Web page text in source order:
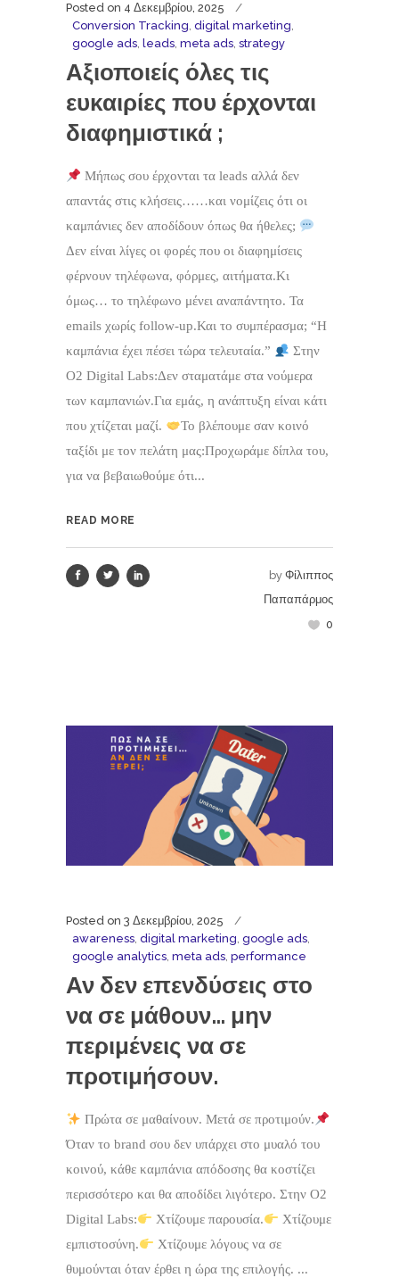
Posted on 4 Δεκεμβρίου, 2025
Conversion Tracking, digital marketing,
google ads, leads, meta ads, strategy
Αξιοποιείς όλες τις
ευκαιρίες που έρχονται
διαφημιστικά ;
Μήπως σου έρχονται τα leads αλλά δεν
απαντάς στις κλήσεις……και νομίζεις ότι οι
καμπάνιες δεν αποδίδουν όπως θα ήθελες;
Δεν είναι λίγες οι φορές που οι διαφημίσεις
φέρνουν τηλέφωνα, φόρμες, αιτήματα.Κι
όμως… το τηλέφωνο μένει αναπάντητο. Τα
emails χωρίς follow-up.Και το συμπέρασμα; “Η
καμπάνια έχει πέσει τώρα τελευταία.”
Στην
O2 Digital Labs:Δεν σταματάμε στα νούμερα
των καμπανιών.Για εμάς, η ανάπτυξη είναι κάτι
που χτίζεται μαζί.
Το βλέπουμε σαν κοινό
ταξίδι με τον πελάτη μας:Προχωράμε δίπλα του,
για να βεβαιωθούμε ότι...
READ MORE
by Φίλιππος
Παπαπάρμος
0
Posted on 3 Δεκεμβρίου, 2025
awareness, digital marketing, google ads,
google analytics, meta ads, performance
Αν δεν επενδύσεις στο
να σε μάθουν… μην
περιμένεις να σε
προτιμήσουν.
Πρώτα σε μαθαίνουν. Μετά σε προτιμούν.
Όταν το brand σου δεν υπάρχει στο μυαλό του
κοινού, κάθε καμπάνια απόδοσης θα κοστίζει
περισσότερο και θα αποδίδει λιγότερο. Στην O2
Digital Labs:
Χτίζουμε παρουσία.
Χτίζουμε
εμπιστοσύνη.
Χτίζουμε λόγους να σε
θυμούνται όταν έρθει η ώρα της επιλογής. ...